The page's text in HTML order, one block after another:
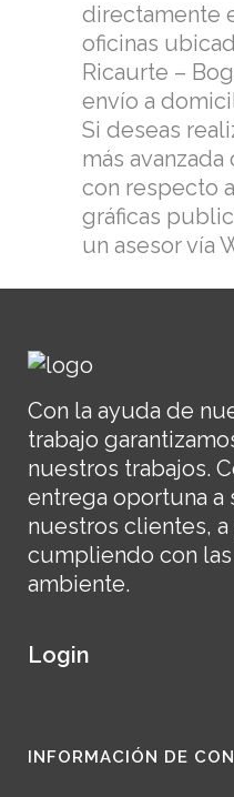
directamente
oficinas
Ricaurte –
envío a
Si deseas
más
con respecto
gráficas
un asesor vía
Con la ayuda de
trabajo
nuestros trabajos.
entrega oportuna a
nuestros clientes,
cumpliendo con
ambiente.
Login
INFORMACIÓN DE